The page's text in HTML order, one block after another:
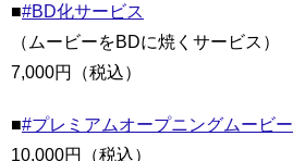
■#BD化サービス
（ムービーをBDに焼くサービス）
7,000円（税込）
■#プレミアムオープニングムービー
10,000円（税込）